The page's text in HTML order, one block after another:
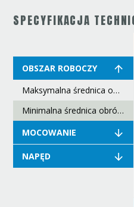
SPECYFIKACJA
OBSZAR ROBOCZY
Maksymalna średnica obróbki
Minimalna średnica obróbki
MOCOWANIE
NAPĘD